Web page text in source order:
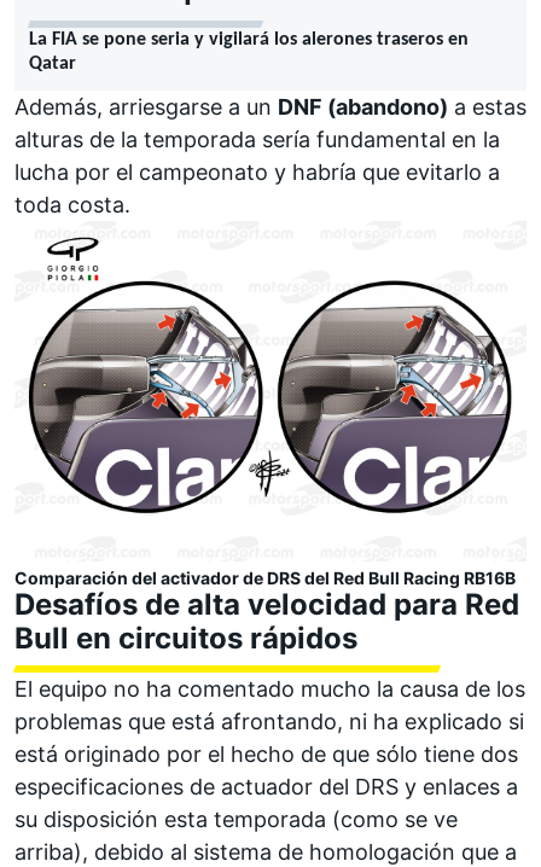
La FIA se pone seria y vigilará los alerones traseros en
Qatar
Además, arriesgarse a un DNF (abandono) a estas
alturas de la temporada sería fundamental en la
lucha por el campeonato y habría que evitarlo a
toda costa.
Comparación del activador de DRS del Red Bull Racing RB16B
Desafíos de alta velocidad para Red
Bull en circuitos rápidos
El equipo no ha comentado mucho la causa de los
problemas que está afrontando, ni ha explicado si
está originado por el hecho de que sólo tiene dos
especificaciones de actuador del DRS y enlaces a
su disposición esta temporada (como se ve
arriba), debido al sistema de homologación que a